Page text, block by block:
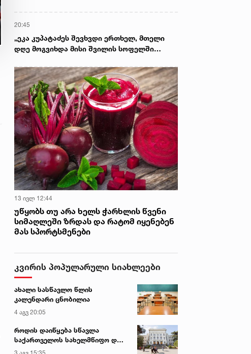
20:45
„ეკა კუპატაძეს შევხვდი ერთხელ, მთელი
დღე მოგვიხდა მისი შვილის სოფელში
გიორგი კეკელიძე გიგა ავალიანის დედაზე
წერს
13 ივლ 12:44
უწყობს თუ არა ხელს ჭარხლის წვენი
სიმაღლეში ზრდას და რატომ იყენებენ
მას სპორტსმენები
კვირის პოპულარული სიახლეები
ახალი სასწავლო წლის
კალენდარი ცნობილია
4 აგვ 20:05
როდის დაიწყება სწავლა
საქართველოს სახელმწიფო და
კერძო უნივერსიტეტებში